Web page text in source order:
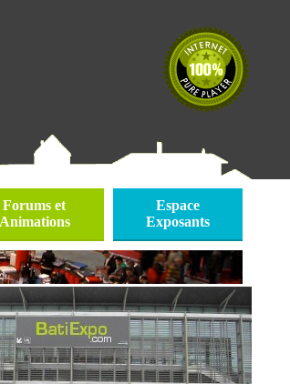
Forums et
Animations
Espace
Exposants